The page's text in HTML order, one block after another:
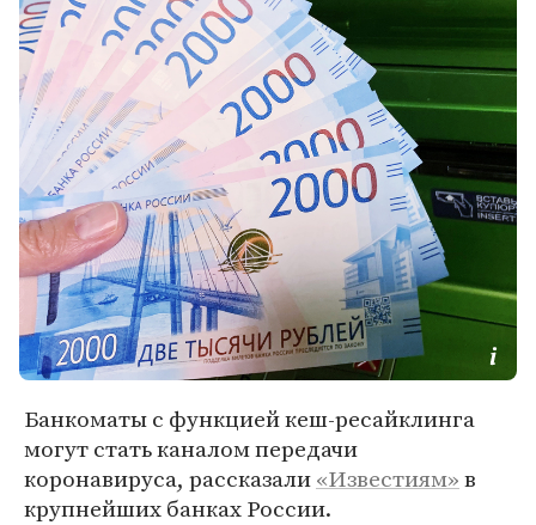
Банкоматы с функцией кеш-ресайклинга
могут стать каналом передачи
коронавируса, рассказали«Известиям»в
крупнейших банках России.